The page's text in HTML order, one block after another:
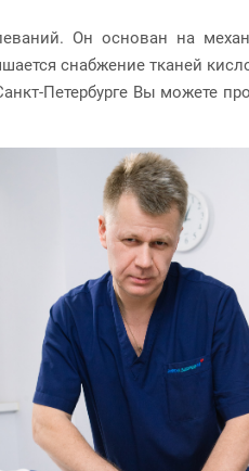
Он основан на
снабжение тканей
Петербурге Вы можете